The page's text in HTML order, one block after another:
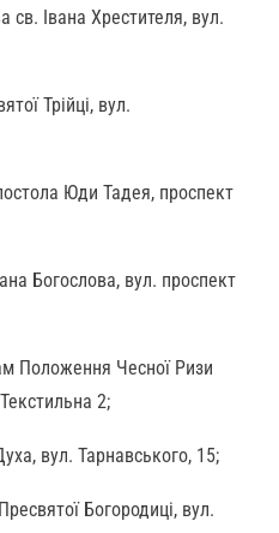
св. Івана Хрестителя, вул.
Трійці, вул.
Юди Тадея, проспект
Богослова, вул. проспект
Положення Чесної Ризи
2;
вул. Тарнавського, 15;
Богородиці, вул.